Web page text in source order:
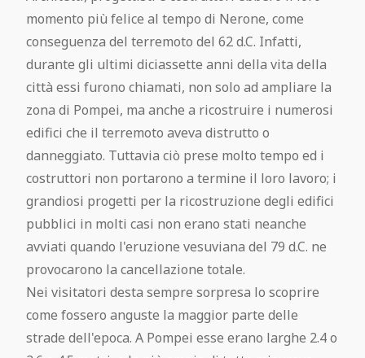
momento più felice al tempo di Nerone, come
conseguenza del terremoto del 62 d.C. Infatti,
durante gli ultimi diciassette anni della vita della
città essi furono chiamati, non solo ad ampliare la
zona di Pompei, ma anche a ricostruire i numerosi
edifici che il terremoto aveva distrutto o
danneggiato. Tuttavia ciò prese molto tempo ed i
costruttori non portarono a termine il loro lavoro; i
grandiosi progetti per la ricostruzione degli edifici
pubblici in molti casi non erano stati neanche
avviati quando l'eruzione vesuviana del 79 d.C. ne
provocarono la cancellazione totale.
Nei visitatori desta sempre sorpresa lo scoprire
come fossero anguste la maggior parte delle
strade dell'epoca. A Pompei esse erano larghe 2.4 o